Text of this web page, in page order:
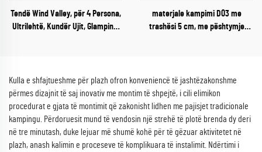
Tendë Wind Valley, për 4 Persona,
Ultrilehtë, Kundër Ujit, Glamping,
materjale kampimi D03 me
trashësi 5 cm, me pështymje
Kulla e shfajtueshme për plazh ofron konveniencë të jashtëzakonshme
përmes dizajnit të saj inovativ me montim të shpejtë, i cili elimikon
procedurat e gjata të montimit që zakonisht lidhen me pajisjet tradicionale
kampingu. Përdoruesit mund të vendosin një strehë të plotë brenda dy deri
në tre minutash, duke lejuar më shumë kohë për të gëzuar aktivitetet në
plazh, anash kalimin e proceseve të komplikuara të instalimit. Ndërtimi i